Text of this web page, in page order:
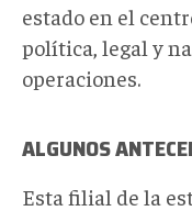
estado en el
política, legal y
operaciones.
ALGUNOS
Esta filial de la